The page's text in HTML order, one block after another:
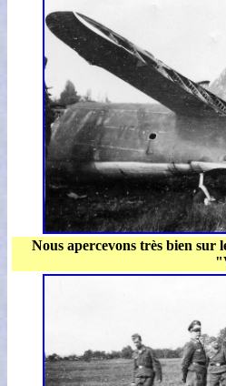
Nous apercevons très bien sur